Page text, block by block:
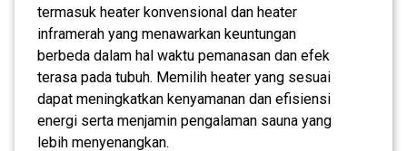
termasuk heater konvensional dan heater
inframerah yang menawarkan keuntungan
berbeda dalam hal waktu pemanasan dan efek
terasa pada tubuh. Memilih heater yang sesuai
dapat meningkatkan kenyamanan dan efisiensi
energi serta menjamin pengalaman sauna yang
lebih menyenangkan.